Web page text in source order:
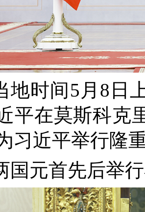
地时间5月8日
平在莫斯科克
习近平举行隆
国元首先后举